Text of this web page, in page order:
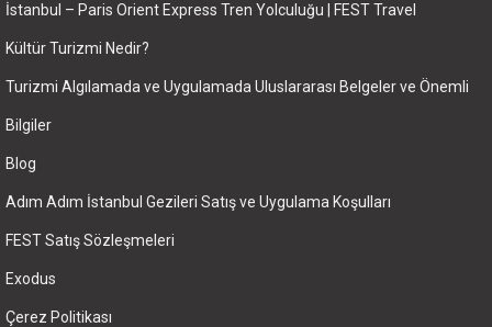
İstanbul – Paris Orient Express Tren Yolculuğu | FEST Travel
Kültür Turizmi Nedir?
Turizmi Algılamada ve Uygulamada Uluslararası Belgeler ve Önemli
Bilgiler
Blog
Adım Adım İstanbul Gezileri Satış ve Uygulama Koşulları
FEST Satış Sözleşmeleri
Exodus
Çerez Politikası